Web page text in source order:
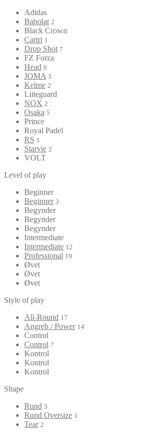
Adidas
Babolat 2
Black Crown
Cartri 1
Drop Shot 7
FZ Forza
Head 6
JOMA 3
Kelme 2
Liiteguard
NOX 2
Osaka 5
Prince
Royal Padel
RS 1
Starvie 2
VOLT
Level of play
Beginner
Beginner 3
Begynder
Begynder
Begynder
Intermediate
Intermediate 12
Professional 19
Øvet
Øvet
Øvet
Style of play
All-Round 17
Angreb / Power 14
Control
Control 7
Kontrol
Kontrol
Kontrol
Shape
Rund 3
Rund Oversize 1
Tear 2